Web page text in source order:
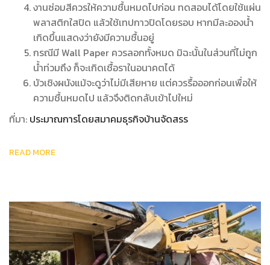
งานซ่อมสีควรให้ความชื้นหมดไปก่อน ทดสอบได้โดยใช้แผ่น
พลาสติกใสปิด แล้วใช้เทปกาวปิดโดยรอบ หากมีละอองน้ำ
เกิดขึ้นแสดงว่ายังมีความชื้นอยู่
กรณีมี Wall Paper ควรลอกทั้งหมด มิฉะนั้นในส่วนที่ไม่ถูก
น้ำท่วมถึง ก็จะเกิดเชื้อราในอนาคตได้
บัวเชิงผนังแม้จะดูว่าไม่มีเสียหาย แต่ควรรื้อออกก่อนเพื่อให้
ความชื้นหมดไป แล้วจึงติดกลับเข้าไปใหม่
ที่มา: ประมาณการโดยสมาคมธุรกิจบ้านจัดสรร
READ MORE